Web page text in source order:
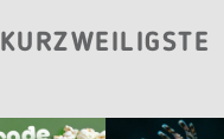
KURZWEILIGSTE